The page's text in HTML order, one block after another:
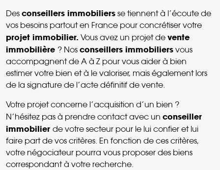
Des conseillers immobiliers se tiennent à l’écoute de
vos besoins partout en France pour concrétiser votre
projet immobilier. Vous avez un projet de vente
immobilière ? Nos conseillers immobiliers vous
accompagnent de A à Z pour vous aider à bien
estimer votre bien et à le valoriser, mais également lors
de la signature de l’acte définitif de vente.
Votre projet concerne l’acquisition d’un bien ?
N’hésitez pas à prendre contact avec un conseiller
immobilier de votre secteur pour le lui confier et lui
faire part de vos critères. En fonction de ces critères,
votre négociateur pourra vous proposer des biens
correspondant à votre recherche.